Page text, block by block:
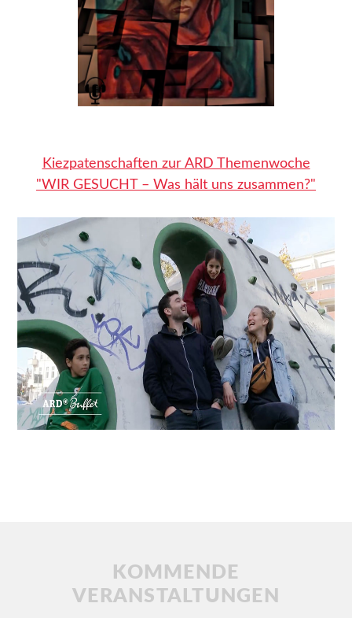
Zeitspenden
Geldspenden
Bildungsspenden
DOWNLOADS
KONTAKT
IMPRESSUM
DATENSCHUTZ
Kiezpatenschaften zur ARD Themenwoche
"WIR GESUCHT – Was hält uns zusammen?"
KOMMENDE
VERANSTALTUNGEN